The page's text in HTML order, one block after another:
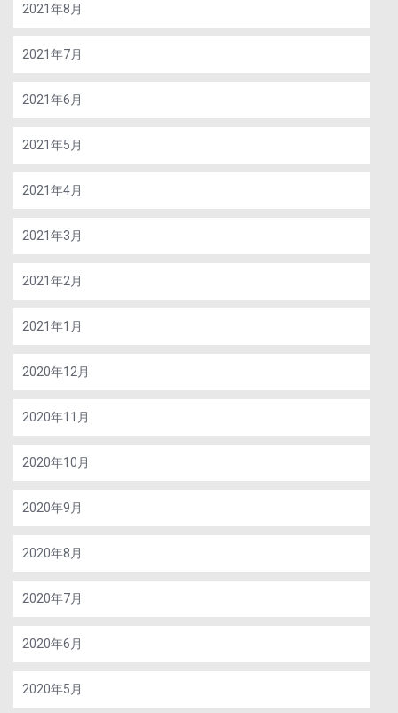
2021年8月
2021年7月
2021年6月
2021年5月
2021年4月
2021年3月
2021年2月
2021年1月
2020年12月
2020年11月
2020年10月
2020年9月
2020年8月
2020年7月
2020年6月
2020年5月